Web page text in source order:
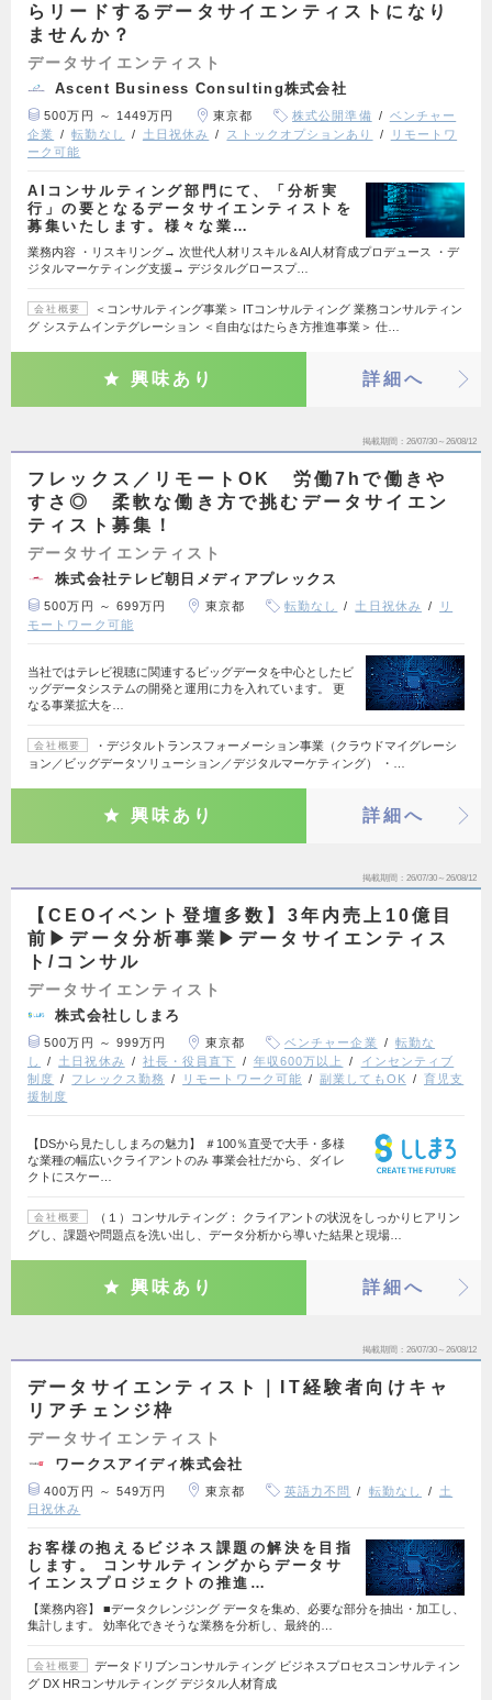
らリードするデータサイエンティストになり
ませんか？
データサイエンティスト
Ascent Business Consulting株式会社
500万円 ～ 1449万円 東京都 株式公開準備
ベンチャー
企業
転勤なし 土日祝休み ストックオプションあり
リモートワ
ーク可能
AIコンサルティング部門にて、「分析実
行」の要となるデータサイエンティストを
募集いたします。様々な業…
業務内容 ・リスキリング→ 次世代人材リスキル＆AI人材育成プロデュース ・デ
ジタルマーケティング支援→ デジタルグロースプ…
会社概要
＜コンサルティング事業＞ ITコンサルティング 業務コンサルティン
グ システムインテグレーション ＜自由なはたらき方推進事業＞ 仕…
興味あり 詳細へ
掲載期間 26/07/30～26/08/12
フレックス／リモートOK 労働7hで働きや
すさ◎ 柔軟な働き方で挑むデータサイエン
ティスト募集！
データサイエンティスト
株式会社テレビ朝日メディアプレックス
500万円 ～ 699万円 東京都 転勤なし 土日祝休み
リ
モートワーク可能
当社ではテレビ視聴に関連するビッグデータを中心としたビ
ッグデータシステムの開発と運用に力を入れています。 更
なる事業拡大を…
会社概要
・デジタルトランスフォーメーション事業（クラウドマイグレーシ
ョン／ビッグデータソリューション／デジタルマーケティング） ・…
興味あり 詳細へ
掲載期間 26/07/30～26/08/12
【CEOイベント登壇多数】3年内売上10億目
前▶︎データ分析事業▶︎データサイエンティス
ト/コンサル
データサイエンティスト
株式会社ししまろ
500万円 ～ 999万円 東京都 ベンチャー企業
転勤な
し
土日祝休み 社長・役員直下 年収600万以上
インセンティブ
制度
フレックス勤務 リモートワーク可能 副業してもOK
育児支
援制度
【DSから見たししまろの魅力】 ＃100％直受で大手・多様
な業種の幅広いクライアントのみ 事業会社だから、ダイレ
クトにスケー…
会社概要
（１）コンサルティング： クライアントの状況をしっかりヒアリン
グし、課題や問題点を洗い出し、データ分析から導いた結果と現場…
興味あり 詳細へ
掲載期間 26/07/30～26/08/12
データサイエンティスト｜IT経験者向けキャ
リアチェンジ枠
データサイエンティスト
ワークスアイディ株式会社
400万円 ～ 549万円 東京都 英語力不問 転勤なし
土
日祝休み
お客様の抱えるビジネス課題の解決を目指
します。 コンサルティングからデータサ
イエンスプロジェクトの推進…
【業務内容】 ■データクレンジング データを集め、必要な部分を抽出・加工し、
集計します。 効率化できそうな業務を分析し、最終的…
会社概要
データドリブンコンサルティング ビジネスプロセスコンサルティン
グ DX HRコンサルティング デジタル人材育成